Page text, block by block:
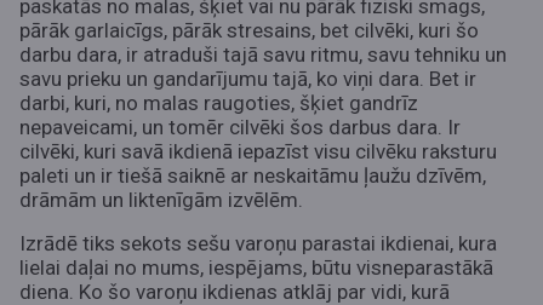
paskatās no malas, šķiet vai nu pārāk fiziski smags,
pārāk garlaicīgs, pārāk stresains, bet cilvēki, kuri šo
darbu dara, ir atraduši tajā savu ritmu, savu tehniku un
savu prieku un gandarījumu tajā, ko viņi dara. Bet ir
darbi, kuri, no malas raugoties, šķiet gandrīz
nepaveicami, un tomēr cilvēki šos darbus dara. Ir
cilvēki, kuri savā ikdienā iepazīst visu cilvēku raksturu
paleti un ir tiešā saiknē ar neskaitāmu ļaužu dzīvēm,
drāmām un liktenīgām izvēlēm.
Izrādē tiks sekots sešu varoņu parastai ikdienai, kura
lielai daļai no mums, iespējams, būtu visneparastākā
diena. Ko šo varoņu ikdienas atklāj par vidi, kurā